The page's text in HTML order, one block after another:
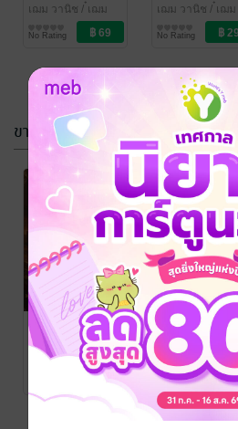
เลือดบนผืน
เฌม วานิช / ๋๋๋เฌม
วานิช / Jame's
Books
ประวัติศาสตร์
No Rating
วาน
เฌม วานิช / ๋๋๋เฌม
วานิช / Jame's
Books
สาระบันเทิง
No Rating
เก้าอี้เป็นของ
เธอ แต่เวลาเป็น
ของฉัน (หนังสือ
เสียง)
HAZEM
วานิช / Jame's
Books
ความรู้ทั่วไป
No Rating
ขายดี
เยรูซาเล็ม :
มหากาพย์รอย
เลือดบนผืน
เฌม วานิช/ ๋๋๋เฌม
วานิช / Jame's
ประวัติศาสตร์
ตามรอยไทย
ใจกลางกรุง
เฌม วานิช
/ ๋๋๋เฌม
วานิช / Jame's
Books
ท่องเที่ยว
No Rating